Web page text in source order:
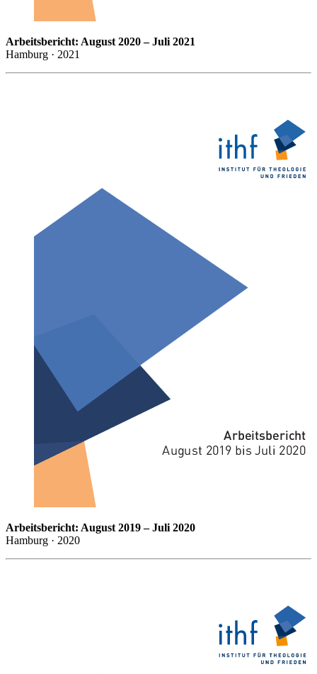
Arbeitsbericht: August 2020 – Juli 2021
Hamburg · 2021
Arbeitsbericht: August 2019 – Juli 2020
Hamburg · 2020